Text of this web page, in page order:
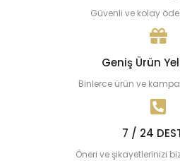
Güvenli ve kolay
Geniş Ürün
Binlerce ürün ve
7 / 24
Öneri ve şikayetlerinizi